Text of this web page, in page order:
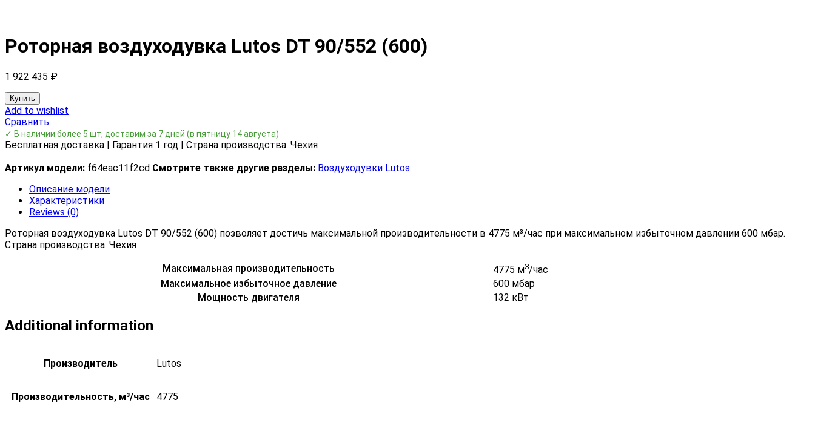
Роторная воздуходувка Lutos DT 90/552 (600)
1 922 435 ₽
Купить
Add to wishlist
Сравнить
✓ В наличии более 5 шт, доставим за 7 дней (в пятницу 14 августа)
Бесплатная доставка | Гарантия 1 год | Страна производства: Чехия
Артикул модели: f64eac11f2cd Смотрите также другие разделы: Воздуходувки Lutos
Описание модели
Характеристики
Reviews (0)
Роторная воздуходувка Lutos DT 90/552 (600) позволяет достичь максимальной производительности в 4775 м³/час при максимальном избыточном давлении 600 мбар.
Страна производства: Чехия
Максимальная производительность 4775 м3/час
Максимальное избыточное давление
600 мбар
Мощность двигателя
132 кВт
Additional information
Производитель Lutos
Производительность, м³/час 4775